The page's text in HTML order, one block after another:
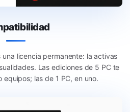
una licencia permanente: la activas
Las ediciones de 5 PC te
equipos; las de 1 PC, en uno.